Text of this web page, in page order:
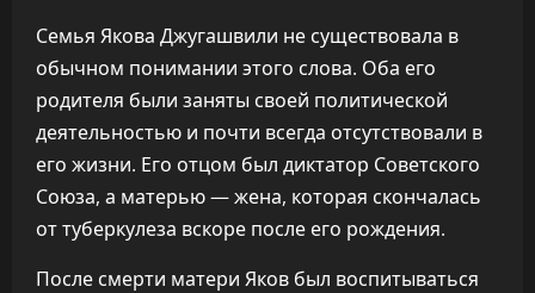
Семья Якова Джугашвили не существовала в
обычном понимании этого слова. Оба его
родителя были заняты своей политической
деятельностью и почти всегда отсутствовали в
его жизни. Его отцом был диктатор Советского
Союза, а матерью — жена, которая скончалась
от туберкулеза вскоре после его рождения.
После смерти матери Яков был воспитываться